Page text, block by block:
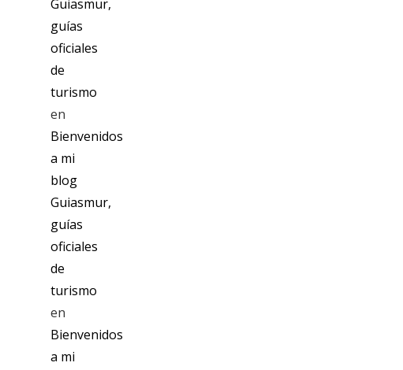
Guiasmur,
guías
oficiales
de
turismo
en
Bienvenidos
a mi
blog
Guiasmur,
guías
oficiales
de
turismo
en
Bienvenidos
a mi